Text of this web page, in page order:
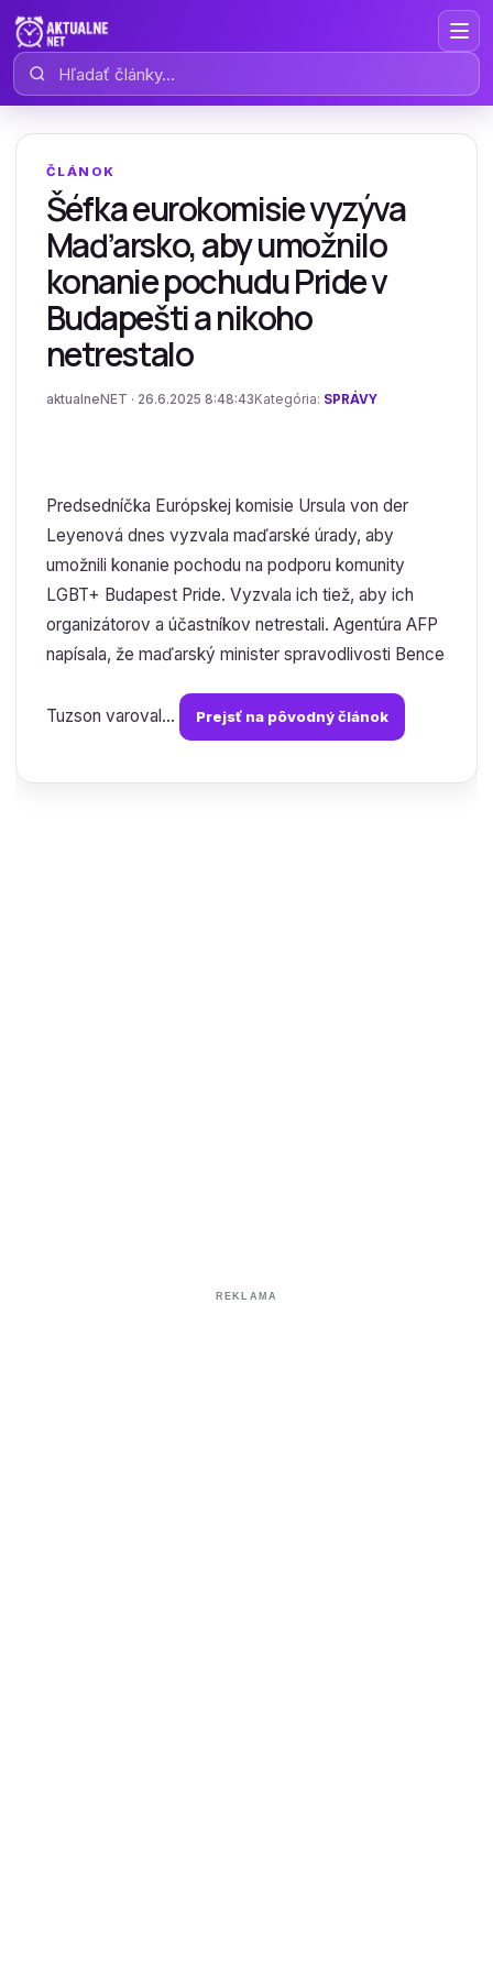
Hľadať články
ČLÁNOK
Šéfka eurokomisie vyzýva
Maďarsko, aby umožnilo
konanie pochudu Pride v
Budapešti a nikoho
netrestalo
aktualneNET · 26.6.2025 8:48:43 Kategória: SPRÁVY
Predsedníčka Európskej komisie Ursula von der
Leyenová dnes vyzvala maďarské úrady, aby
umožnili konanie pochodu na podporu komunity
LGBT+ Budapest Pride. Vyzvala ich tiež, aby ich
organizátorov a účastníkov netrestali. Agentúra AFP
napísala, že maďarský minister spravodlivosti Bence
Tuzson varoval... Prejsť na pôvodný článok
REKLAMA